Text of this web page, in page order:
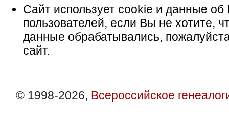
Сайт использует cookie и данные об
пользователей, если Вы не хотите,
данные обрабатывались,
сайт.
© 1998-2026, Всероссийское